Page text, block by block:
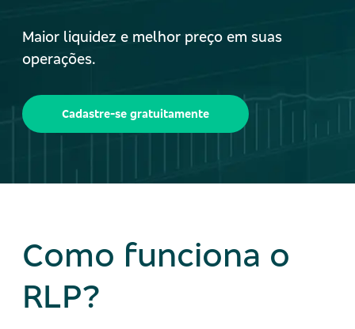
Maior liquidez e melhor preço em suas
operações.
Cadastre-se gratuitamente
Como funciona o
RLP?